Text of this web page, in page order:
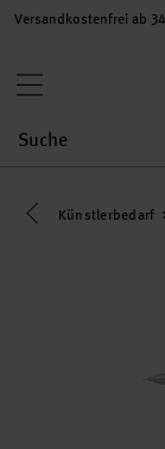
Versandkostenfrei ab
Eine
Künstlerbedarf